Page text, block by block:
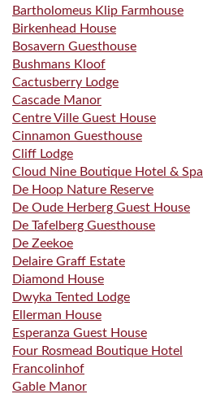
Bartholomeus Klip Farmhouse
Birkenhead House
Bosavern Guesthouse
Bushmans Kloof
Cactusberry Lodge
Cascade Manor
Centre Ville Guest House
Cinnamon Guesthouse
Cliff Lodge
Cloud Nine Boutique Hotel & Spa
De Hoop Nature Reserve
De Oude Herberg Guest House
De Tafelberg Guesthouse
De Zeekoe
Delaire Graff Estate
Diamond House
Dwyka Tented Lodge
Ellerman House
Esperanza Guest House
Four Rosmead Boutique Hotel
Francolinhof
Gable Manor